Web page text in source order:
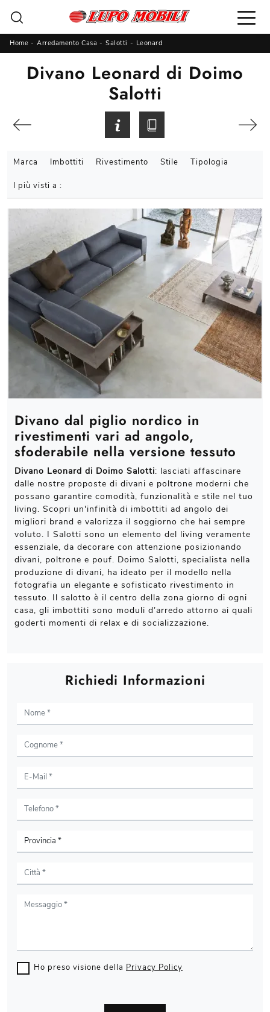
Home - Arredamento Casa - Salotti - Leonard
Divano Leonard di Doimo
Salotti
Marca Imbottiti Rivestimento Stile Tipologia
I più visti a :
Divano dal piglio nordico in
rivestimenti vari ad angolo,
sfoderabile nella versione tessuto
Divano Leonard di Doimo Salotti: lasciati affascinare
dalle nostre proposte di divani e poltrone moderni che
possano garantire comodità, funzionalità e stile nel tuo
living. Scopri un'infinità di imbottiti ad angolo dei
migliori brand e valorizza il soggiorno che hai sempre
voluto. I Salotti sono un elemento del living veramente
essenziale, da decorare con attenzione posizionando
divani, poltrone e pouf. Doimo Salotti, specialista nella
produzione di divani, ha ideato per il modello nella
fotografia un elegante e sofisticato rivestimento in
tessuto. Il salotto è il centro della zona giorno di ogni
casa, gli imbottiti sono moduli d’arredo attorno ai quali
goderti momenti di relax e di socializzazione.
Richiedi Informazioni
Ho preso visione della Privacy Policy